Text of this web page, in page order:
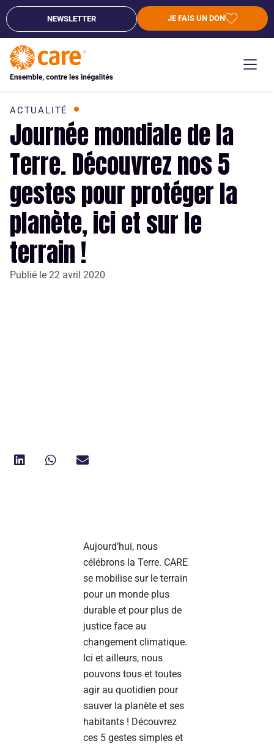
NEWSLETTER JE FAIS UN DON
ACTUALITÉ
Journée mondiale de la
Terre. Découvrez nos 5
gestes pour protéger la
planète, ici et sur le
terrain !
Publié le 22 avril 2020
Aujourd’hui, nous
célébrons la Terre. CARE
se mobilise sur le terrain
pour un monde plus
durable et pour plus de
justice face au
changement climatique.
Ici et ailleurs, nous
pouvons tous et toutes
agir au quotidien pour
sauver la planète et ses
habitants ! Découvrez
ces 5 gestes simples et